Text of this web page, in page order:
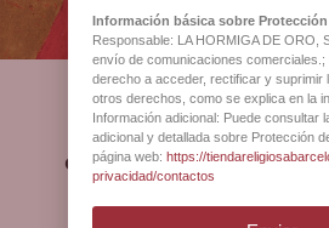
¿Qué opinan
Información básica sobre
Responsable: LA HORMIGA DE ORO,
envío de comunicaciones
derecho a acceder, rectificar y suprimir
otros derechos, como se explica en la
Información adicional: Puede consultar
adicional y detallada sobre Protección
página web: https://
privacidad/contactos